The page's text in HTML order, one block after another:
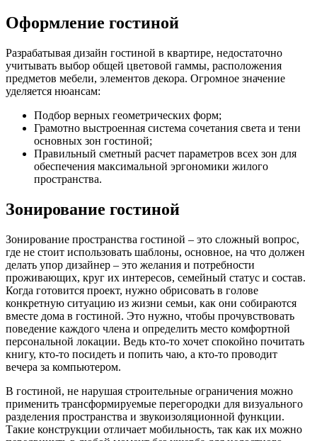
Оформление гостиной
Разрабатывая дизайн гостиной в квартире, недостаточно
учитывать выбор общей цветовой гаммы, расположения
предметов мебели, элементов декора. Огромное значение
уделяется нюансам:
Подбор верных геометрических форм;
Грамотно выстроенная система сочетания света и тени
основных зон гостиной;
Правильный сметный расчет параметров всех зон для
обеспечения максимальной эргономики жилого
пространства.
Зонирование гостиной
Зонирование пространства гостиной – это сложный вопрос,
где не стоит использовать шаблоны, основное, на что должен
делать упор дизайнер – это желания и потребности
проживающих, круг их интересов, семейный статус и состав.
Когда готовится проект, нужно обрисовать в голове
конкретную ситуацию из жизни семьи, как они собираются
вместе дома в гостиной. Это нужно, чтобы прочувствовать
поведение каждого члена и определить место комфортной
персональной локации. Ведь кто-то хочет спокойно почитать
книгу, кто-то посидеть и попить чаю, а кто-то проводит
вечера за компьютером.
В гостиной, не нарушая строительные ограничения можно
применить трансформируемые перегородки для визуального
разделения пространства и звукоизоляционной функции.
Такие конструкции отличает мобильность, так как их можно